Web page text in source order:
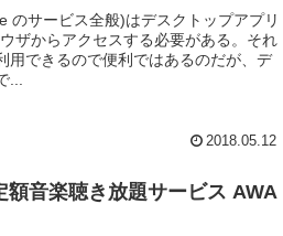
のサービス全般)はデスクトップアプリ
ザからアクセスする必要がある。それ
用できるので便利ではあるのだが、デ
...
2018.05.12
音楽聴き放題サービス AWA